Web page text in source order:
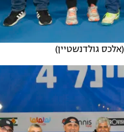
גולדנשטיין)